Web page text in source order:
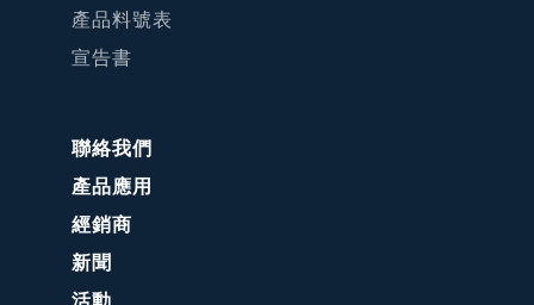
產品料號表
宣告書
聯絡我們
產品應用
經銷商
新聞